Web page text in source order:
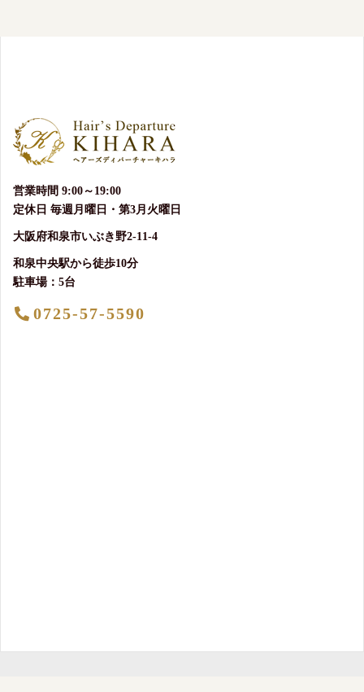
営業時間 9:00～19:00
定休日 毎週月曜日・第3月火曜日
大阪府和泉市いぶき野2-11-4
和泉中央駅から徒歩10分
駐車場：5台
0725-57-5590